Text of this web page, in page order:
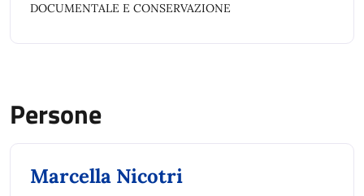
DOCUMENTALE E CONSERVAZIONE
Persone
Marcella Nicotri